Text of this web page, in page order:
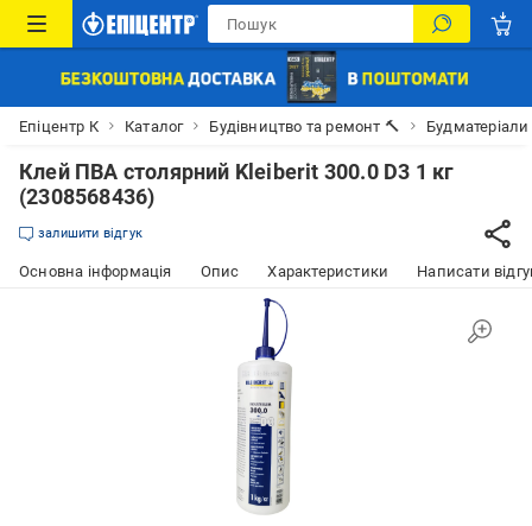
Епіцентр К Каталог Будівництво та ремонт 🔨 Будматеріали
Клей ПВА столярний Kleiberit 300.0 D3 1 кг
(2308568436)
залишити відгук
Основна інформація Опис Характеристики Написати